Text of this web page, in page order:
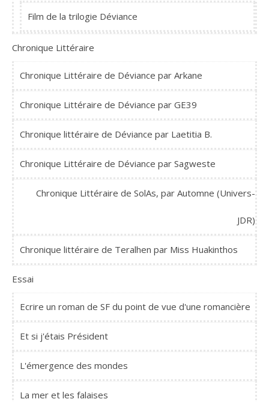
Film de la trilogie Déviance
Chronique Littéraire
Chronique Littéraire de Déviance par Arkane
Chronique Littéraire de Déviance par GE39
Chronique littéraire de Déviance par Laetitia B.
Chronique Littéraire de Déviance par Sagweste
Chronique Littéraire de SolAs, par Automne (Univers-
JDR)
Chronique littéraire de Teralhen par Miss Huakinthos
Essai
Ecrire un roman de SF du point de vue d'une romancière
Et si j'étais Président
L'émergence des mondes
La mer et les falaises